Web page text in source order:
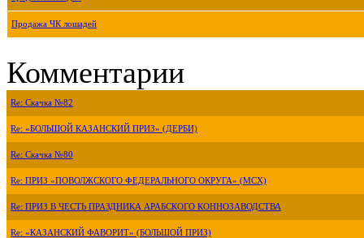
Продажа ЧК лошадей
Комментарии
Re: Скачка №82
Re: «БОЛЬШОЙ КАЗАНСКИЙ ПРИЗ» (ДЕРБИ)
Re: Скачка №80
Re: ПРИЗ «ПОВОЛЖСКОГО ФЕДЕРАЛЬНОГО ОКРУГА» (МСХ)
Re: ПРИЗ В ЧЕСТЬ ПРАЗДНИКА АРАБСКОГО КОННОЗАВОДСТВА
Re: «КАЗАНСКИЙ ФАВОРИТ» (БОЛЬШОЙ ПРИЗ)